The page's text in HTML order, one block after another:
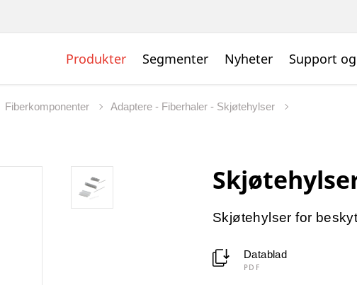
Produkter Segmenter Nyheter Support
Fiberkomponenter
Adaptere - Fiberhaler - Skjøtehylser
Skjøtehylser for
Datablad
PDF